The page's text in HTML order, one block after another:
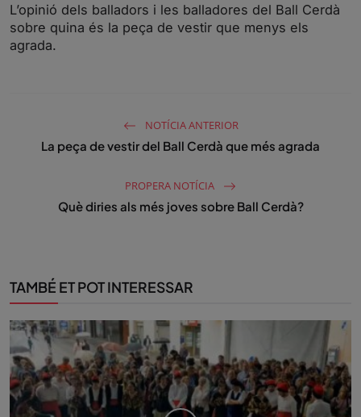
L’opinió dels balladors i les balladores del Ball Cerdà
sobre quina és la peça de vestir que menys els
agrada.
NOTÍCIA ANTERIOR
La peça de vestir del Ball Cerdà que més agrada
PROPERA NOTÍCIA
Què diries als més joves sobre Ball Cerdà?
TAMBÉ ET POT INTERESSAR